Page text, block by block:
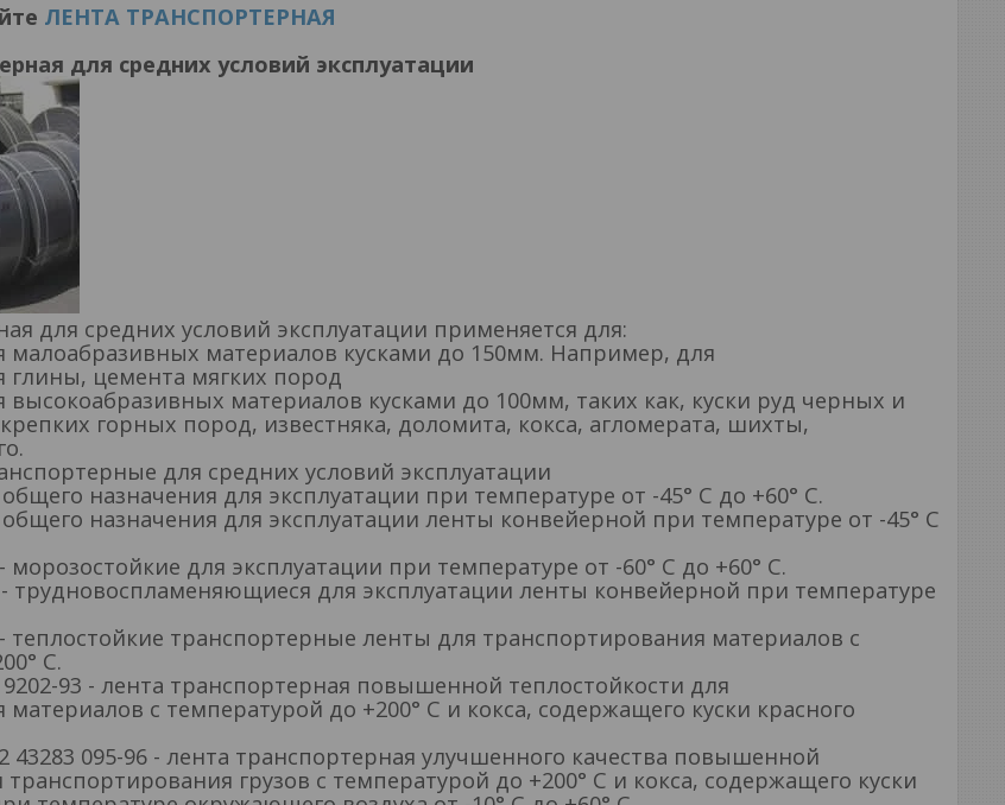
ЛЕНТА ТРАНСПОРТЕРНАЯ
для средних условий эксплуатации
для средних условий эксплуатации применяется для:
малоабразивных материалов кусками до 150мм. Например, для
глины, цемента мягких пород
высокоабразивных материалов кусками до 100мм, таких как, куски руд черных и
горных пород, известняка, доломита, кокса, агломерата, шихты,
для средних условий эксплуатации
назначения для эксплуатации при температуре от -45° С до +60° С.
назначения для эксплуатации ленты конвейерной при температуре от -45° С
для эксплуатации при температуре от -60° С до +60° С.
трудновоспламеняющиеся для эксплуатации ленты конвейерной при температуре
теплостойкие транспортерные ленты для транспортирования материалов с
С.
93 - лента транспортерная повышенной теплостойкости для
с температурой до +200° С и кокса, содержащего куски красного
43283 095-96 - лента транспортерная улучшенного качества повышенной
транспортирования грузов с температурой до +200° С и кокса, содержащего куски